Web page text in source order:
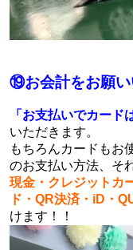
⑲お会計をお願い
「お支払いでカード
いただきます。
もちろんカードもお
のお支払い方法、そ
現金・クレジットカ
ド・QR決済・iD・
けます！！